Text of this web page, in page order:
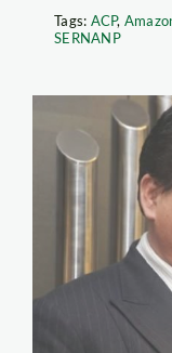
Tags: ACP,
SERNANP